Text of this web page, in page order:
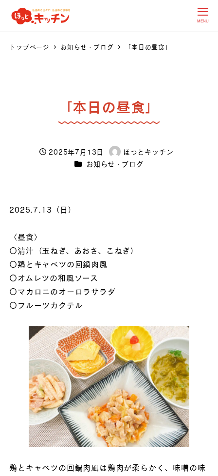
MENU
トップページ お知らせ・ブログ 「本日の昼食」
「本日の昼食」
投稿日
2025年7月13日
著
者
ほっとキッチン
カテゴリー
お知らせ・ブログ
2025.7.13（日）
〈昼食〉
〇清汁（玉ねぎ、あおさ、こねぎ）
〇鶏とキャベツの回鍋肉風
〇オムレツの和風ソース
〇マカロニのオーロラサラダ
〇フルーツカクテル
鶏とキャベツの回鍋肉風は鶏肉が柔らかく、味噌の味